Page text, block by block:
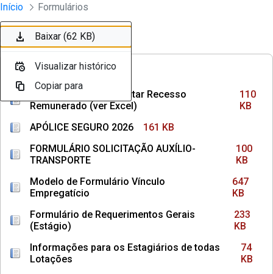
Pular para o Conteúdo principal
Divisão Minima - Escola Superior
Início Formulários
Ordenar Filtro
FREQUÊNCIAS
Como Calcular e Solicitar Recesso
Remunerado (ver Excel)
110
KB
APÓLICE SEGURO 2026
161 KB
FORMULÁRIO SOLICITAÇÃO AUXÍLIO-
TRANSPORTE
100
KB
Modelo de Formulário Vínculo
Empregatício
647
KB
Formulário de Requerimentos Gerais
(Estágio)
233
KB
Informações para os Estagiários de todas
Lotações
74
KB
Baixar (110 KB)
Visualizar histórico
Copiar para
Baixar (161 KB)
Visualizar histórico
Copiar para
Baixar (100 KB)
Visualizar histórico
Copiar para
Baixar (647 KB)
Visualizar histórico
Copiar para
Baixar (233 KB)
Visualizar histórico
Copiar para
Baixar (74 KB)
Visualizar histórico
Copiar para
Baixar (145 KB)
Visualizar histórico
Copiar para
Baixar (36 KB)
Visualizar histórico
Copiar para
Baixar (1,3 MB)
Visualizar histórico
Copiar para
Baixar (62 KB)
Visualizar histórico
Copiar para